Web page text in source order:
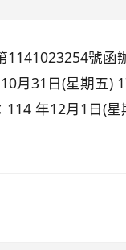
號函
月31日(星期五)
年12月1日(